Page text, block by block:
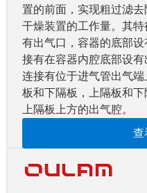
置的前面，实现粗过滤
干燥装置的工作量。其
有出气口，容器的底部
接有在容器内腔底部设
连接有位于进气管出气
板和下隔板，上隔板和
上隔板上方的出气腔。
查